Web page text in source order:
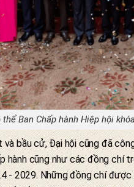
thể Ban Chấp hành Hiệp hội
và bầu cử, Đại hội cũng đã
hành cũng như các đồng chí
- 2029. Những đồng chí